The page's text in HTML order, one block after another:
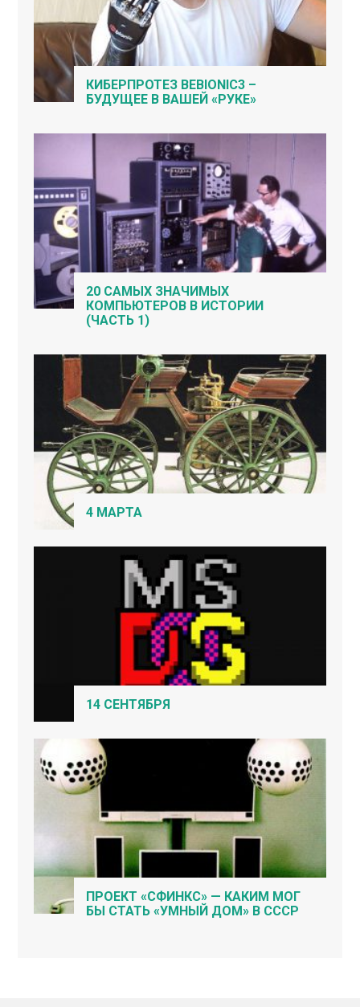
КИБЕРПРОТЕЗ BEBIONIC3 –
БУДУЩЕЕ В ВАШЕЙ «РУКЕ»
20 САМЫХ ЗНАЧИМЫХ
КОМПЬЮТЕРОВ В ИСТОРИИ
(ЧАСТЬ 1)
4 МАРТА
14 СЕНТЯБРЯ
ПРОЕКТ «СФИНКС» — КАКИМ МОГ
БЫ СТАТЬ «УМНЫЙ ДОМ» В СССР